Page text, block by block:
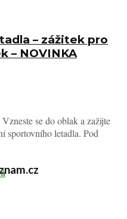
– zážitek pro
– NOVINKA
se do oblak a zažijte
sportovního letadla. Pod